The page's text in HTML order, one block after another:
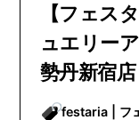
【フェス
ュエリー
勢丹新宿店